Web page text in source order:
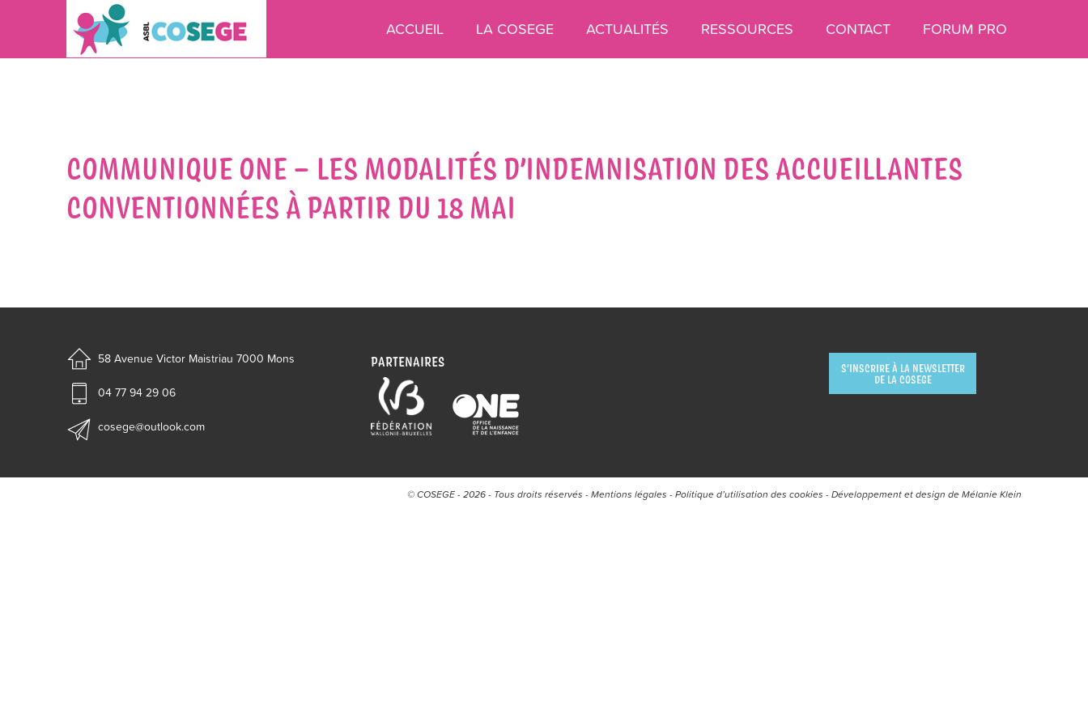
ACCUEIL LA COSEGE ACTUALITÉS RESSOURCES CONTACT FORUM PRO
COMMUNIQUE ONE – LES MODALITÉS D’INDEMNISATION DES ACCUEILLANTES
CONVENTIONNÉES À PARTIR DU 18 MAI
58 Avenue Victor Maistriau7000 Mons
04 77 94 29 06
cosege@outlook.com
PARTENAIRES S’INSCRIRE À LA NEWSLETTER
DE LA COSEGE
© COSEGE - 2026 - Tous droits réservés - Mentions légales - Politique d’utilisation des cookies - Développement et design deMélanie Klein